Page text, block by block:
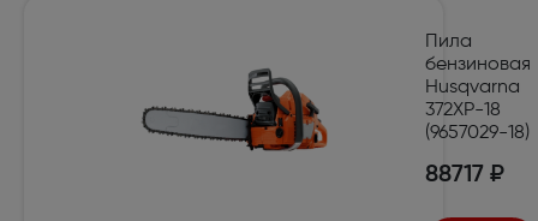
Пила
бензиновая
Husqvarna
372XP-18
(9657029-18)
88717 ₽